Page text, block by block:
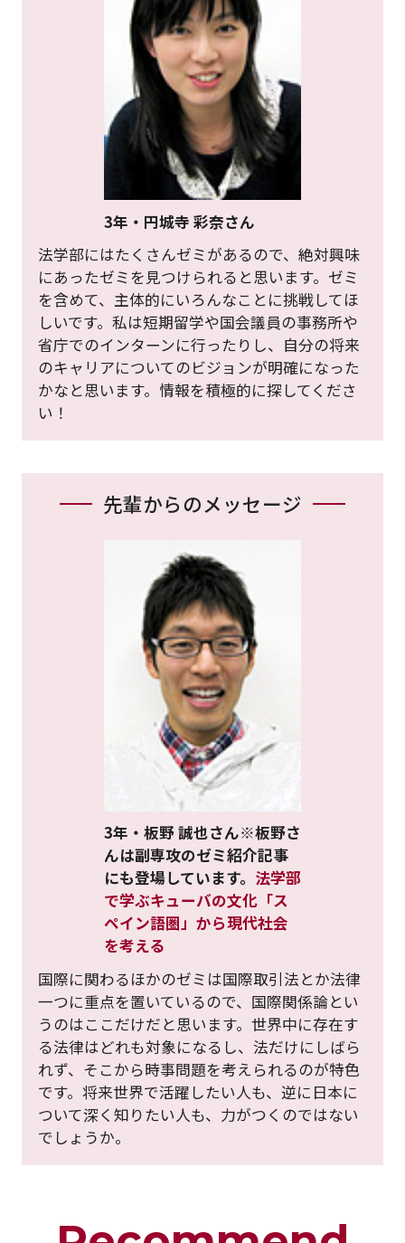
3年・円城寺 彩奈さん
法学部にはたくさんゼミがあるので、絶対興味
にあったゼミを見つけられると思います。ゼミ
を含めて、主体的にいろんなことに挑戦してほ
しいです。私は短期留学や国会議員の事務所や
省庁でのインターンに行ったりし、自分の将来
のキャリアについてのビジョンが明確になった
かなと思います。情報を積極的に探してくださ
い！
先輩からのメッセージ
3年・板野 誠也さん※板野さ
んは副専攻のゼミ紹介記事
にも登場しています。 法学部
で学ぶキューバの文化「ス
ペイン語圏」から現代社会
を考える
国際に関わるほかのゼミは国際取引法とか法律
一つに重点を置いているので、国際関係論とい
うのはここだけだと思います。世界中に存在す
る法律はどれも対象になるし、法だけにしばら
れず、そこから時事問題を考えられるのが特色
です。将来世界で活躍したい人も、逆に日本に
ついて深く知りたい人も、力がつくのではない
でしょうか。